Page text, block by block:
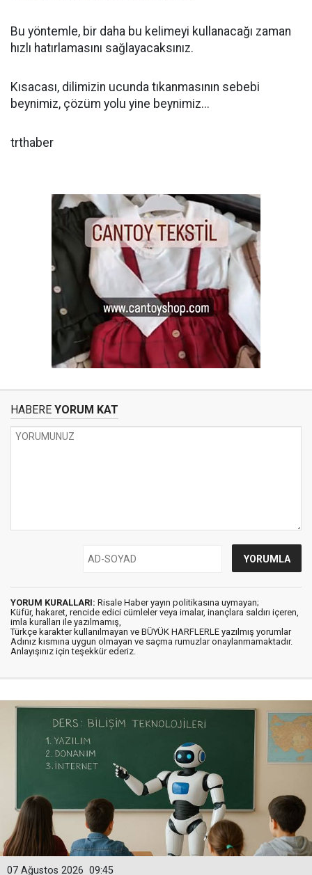
Bu yöntemle, bir daha bu kelimeyi kullanacağı zaman
hızlı hatırlamasını sağlayacaksınız.
Kısacası, dilimizin ucunda tıkanmasının sebebi
beynimiz, çözüm yolu yine beynimiz...
trthaber
HABERE YORUM KAT
YORUM KURALLARI: Risale Haber yayın politikasına uymayan;
Küfür, hakaret, rencide edici cümleler veya imalar, inançlara saldırı içeren,
imla kuralları ile yazılmamış,
Türkçe karakter kullanılmayan ve BÜYÜK HARFLERLE yazılmış yorumlar
Adınız kısmına uygun olmayan ve saçma rumuzlar onaylanmamaktadır.
Anlayışınız için teşekkür ederiz.
09:45
07 Ağustos 2026